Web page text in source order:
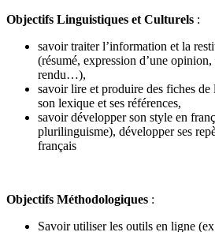
Objectifs Linguistiques et Culturels :
savoir traiter l’information et la
(résumé, expression d’une
rendu…),
savoir lire et produire des fiches de
son lexique et ses références,
savoir développer son style en
plurilinguisme), développer ses
français
Objectifs Méthodologiques :
Savoir utiliser les outils en ligne